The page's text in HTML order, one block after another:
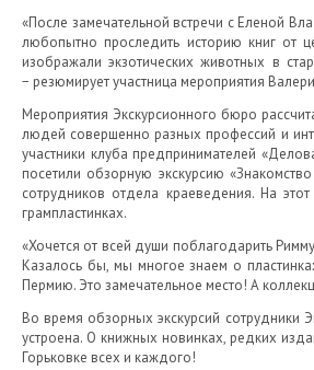
«После замечательной встречи с Еленой
любопытно проследить историю книг от
изображали экзотических животных в
− резюмирует участница мероприятия
Мероприятия Экскурсионного бюро
людей совершенно разных профессий и
участники клуба предпринимателей
посетили обзорную экскурсию
сотрудников отдела краеведения. На
грампластинках.
«Хочется от всей души поблагодарить
Казалось бы, мы многое знаем о
Пермию. Это замечательное место! А
Во время обзорных экскурсий сотрудники
устроена. О книжных новинках, редких
Горьковке всех и каждого!